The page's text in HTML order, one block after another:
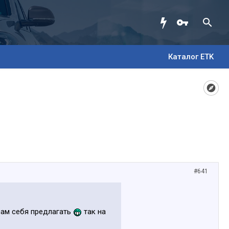
Каталог ETK
#641
себя предлагать так на